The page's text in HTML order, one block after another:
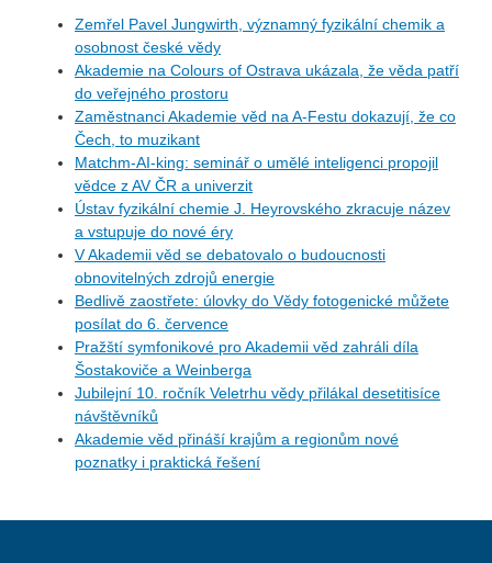
Zemřel Pavel Jungwirth, významný fyzikální chemik a
osobnost české vědy
Akademie na Colours of Ostrava ukázala, že věda patří
do veřejného prostoru
Zaměstnanci Akademie věd na A-Festu dokazují, že co
Čech, to muzikant
Matchm-AI-king: seminář o umělé inteligenci propojil
vědce z AV ČR a univerzit
Ústav fyzikální chemie J. Heyrovského zkracuje název
a vstupuje do nové éry
V Akademii věd se debatovalo o budoucnosti
obnovitelných zdrojů energie
Bedlivě zaostřete: úlovky do Vědy fotogenické můžete
posílat do 6. července
Pražští symfonikové pro Akademii věd zahráli díla
Šostakoviče a Weinberga
Jubilejní 10. ročník Veletrhu vědy přilákal desetitisíce
návštěvníků
Akademie věd přináší krajům a regionům nové
poznatky i praktická řešení